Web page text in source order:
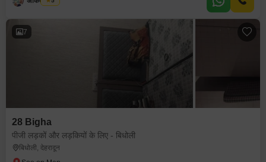
7
28 Bigha
पीजी लड़कों और लड़कियों के लिए - बिधोली
बिधोली, देहरादून